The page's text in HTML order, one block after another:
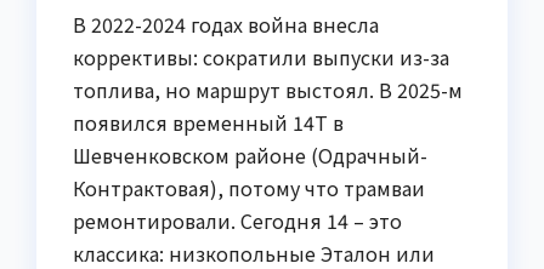
В 2022-2024 годах война внесла
коррективы: сократили выпуски из-за
топлива, но маршрут выстоял. В 2025-м
появился временный 14Т в
Шевченковском районе (Одрачный-
Контрактовая), потому что трамваи
ремонтировали. Сегодня 14 – это
классика: низкопольные Эталон или